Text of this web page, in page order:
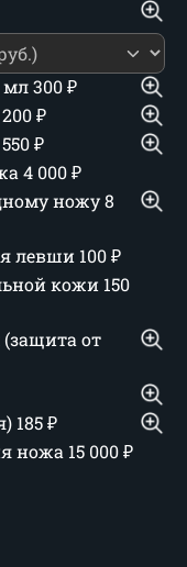
мл300₽
₽
550₽
4 000₽
ножу8
левши 100₽
кожи 150
от
185₽
ножа 15 000₽